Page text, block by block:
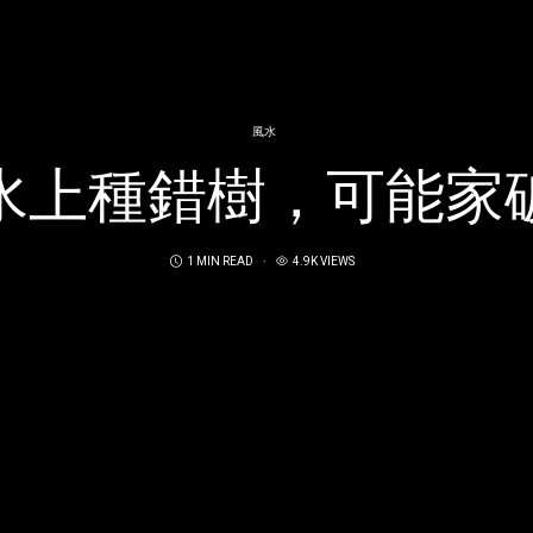
風水
上種錯樹，可能家
1 MIN READ 4.9K VIEWS